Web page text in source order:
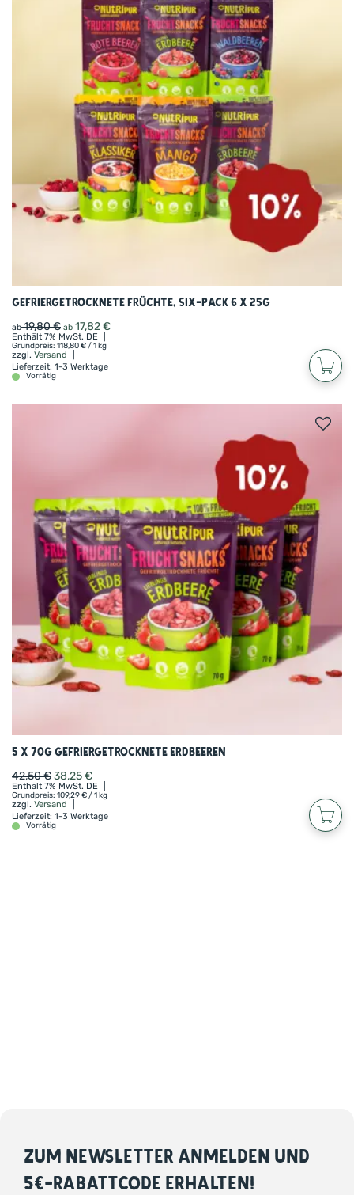
Gefriergetrocknete Früchte, Six-Pack 6 x 25g
ab 19,80€ ab 17,82€
Enthält 7% MwSt. DE
Grundpreis: 118,80€/ 1 kg
zzgl. Versand
Lieferzeit: 1-3 Werktage
Vorrätig
5 x 70g Gefriergetrocknete Erdbeeren
42,50€38,25€
Enthält 7% MwSt. DE
Grundpreis: 109,29€/ 1 kg
zzgl. Versand
Lieferzeit: 1-3 Werktage
Vorrätig
ZUM NEWSLETTER ANMELDEN UND
5€-RABATTCODE ERHALTEN!